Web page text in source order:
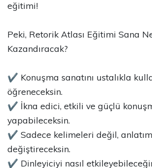
eğitimi!
Peki, Retorik Atlası Eğitimi Sana
Kazandıracak?
✔ Konuşma sanatını ustalıkla
öğreneceksin.
✔ İkna edici, etkili ve güçlü
yapabileceksin.
✔ Sadece kelimeleri değil, anlatım
değiştireceksin.
✔ Dinleyiciyi nasıl